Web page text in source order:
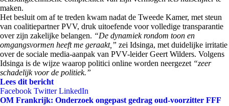
maken.
Het besluit om af te treden kwam nadat de Tweede Kamer, met steun
van coalitiepartner PVV, druk uitoefende voor volledige transparantie
over zijn zakelijke belangen. “De dynamiek rondom toon en
omgangsvormen heeft me geraakt,” zei Idsinga, met duidelijke irritatie
over de sociale media-aanpak van PVV-leider Geert Wilders. Volgens
Idsinga is de wijze waarop politici online worden neergezet “zeer
schadelijk voor de politiek.”
Lees dit bericht
Facebook Twitter LinkedIn
OM Frankrijk: Onderzoek ongepast gedrag oud-voorzitter FFF